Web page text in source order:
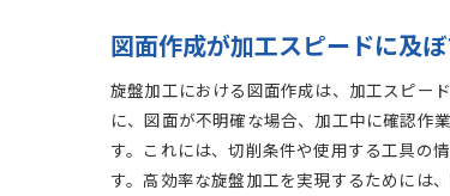
図面作成が加工スピードに及
旋盤加工における図面作成は、加工スピー
に、図面が不明確な場合、加工中に確認作
す。これには、切削条件や使用する工具の
す。高効率な旋盤加工を実現するためには